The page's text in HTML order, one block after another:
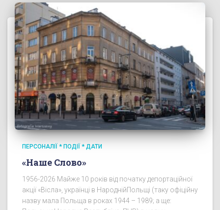
ПЕРСОНАЛІЇ * ПОДІЇ * ДАТИ
«Наше Слово»
1956-2026 Майже 10 років від початку депортаційної
акції «Вісла», українці в НароднійПольщі (таку офіційну
назву мала Польща в роках 1944 – 1989; а ще: